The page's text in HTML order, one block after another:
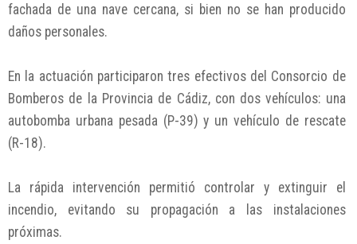
fachada de una nave cercana, si bien no se han producido
daños personales.
En la actuación participaron tres efectivos del Consorcio de
Bomberos de la Provincia de Cádiz, con dos vehículos: una
autobomba urbana pesada (P-39) y un vehículo de rescate
(R-18).
La rápida intervención permitió controlar y extinguir el
incendio, evitando su propagación a las instalaciones
próximas.